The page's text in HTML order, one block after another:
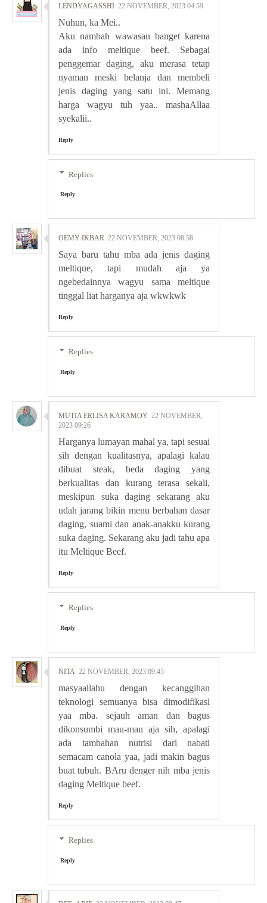
LENDYAGASSHI 22 NOVEMBER, 2023 04:59
Nuhun, ka Mei..
Aku nambah wawasan banget karena
ada info meltique beef. Sebagai
penggemar daging, aku merasa tetap
nyaman meski belanja dan membeli
jenis daging yang satu ini. Memang
harga wagyu tuh yaa.. mashaAllaa
syekalii..
Reply
Replies
Reply
OEMY IKBAR 22 NOVEMBER, 2023 08:58
Saya baru tahu mba ada jenis daging
meltique, tapi mudah aja ya
ngebedainnya wagyu sama meltique
tinggal liat harganya aja wkwkwk
Reply
Replies
Reply
MUTIA ERLISA KARAMOY 22 NOVEMBER,
2023 09:26
Harganya lumayan mahal ya, tapi sesuai
sih dengan kualitasnya, apalagi kalau
dibuat steak, beda daging yang
berkualitas dan kurang terasa sekali,
meskipun suka daging sekarang aku
udah jarang bikin menu berbahan dasar
daging, suami dan anak-anakku kurang
suka daging. Sekarang aku jadi tahu apa
itu Meltique Beef.
Reply
Replies
Reply
NITA 22 NOVEMBER, 2023 09:45
masyaallahu dengan kecanggihan
teknologi semuanya bisa dimodifikasi
yaa mba. sejauh aman dan bagus
dikonsumbi mau-mau aja sih, apalagi
ada tambahan nutrisi dari nabati
semacam canola yaa, jadi makin bagus
buat tubuh. BAru denger nih mba jenis
daging Meltique beef.
Reply
Replies
Reply